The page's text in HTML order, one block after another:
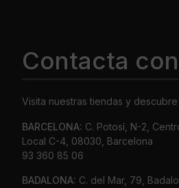
Contacta
Visita nuestras tiendas y
BARCELONA: C. Potosí, N-2,
Local C-4, 08030, Barcelona
93 360 85 06
BADALONA: C. del Mar, 79,